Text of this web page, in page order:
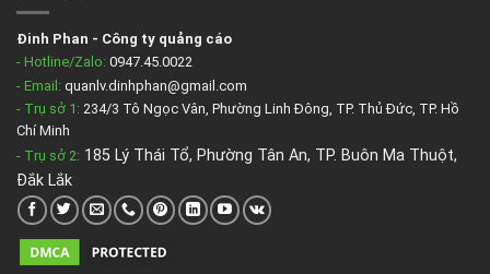
Đinh Phan - Công ty quảng cáo
- Hotline/Zalo: 0947.45.0022
- Email: quanlv.dinhphan@gmail.com
- Trụ sở 1: 234/3 Tô Ngọc Vân, Phường Linh Đông, TP. Thủ Đức, TP. Hồ
Chí Minh
- Trụ sở 2: 185 Lý Thái Tổ, Phường Tân An, TP. Buôn Ma Thuột,
Đắk Lắk